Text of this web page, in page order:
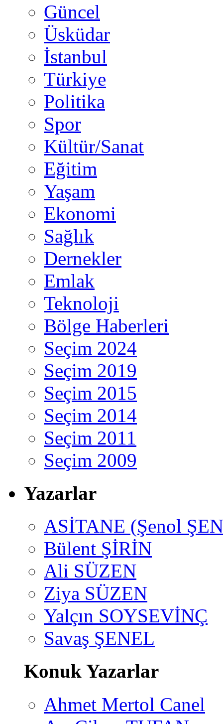
Güncel
Üsküdar
İstanbul
Türkiye
Politika
Spor
Kültür/Sanat
Eğitim
Yaşam
Ekonomi
Sağlık
Dernekler
Emlak
Teknoloji
Bölge Haberleri
Seçim 2024
Seçim 2019
Seçim 2015
Seçim 2014
Seçim 2011
Seçim 2009
Yazarlar
ASİTANE (Şenol
Bülent ŞİRİN
Ali SÜZEN
Ziya SÜZEN
Yalçın SOYSEVİNÇ
Savaş ŞENEL
Konuk Yazarlar
Ahmet Mertol Canel